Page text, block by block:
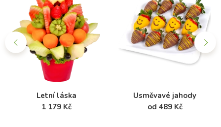
Letní láska
1 179 Kč
Usměvavé jahody
od 489 Kč